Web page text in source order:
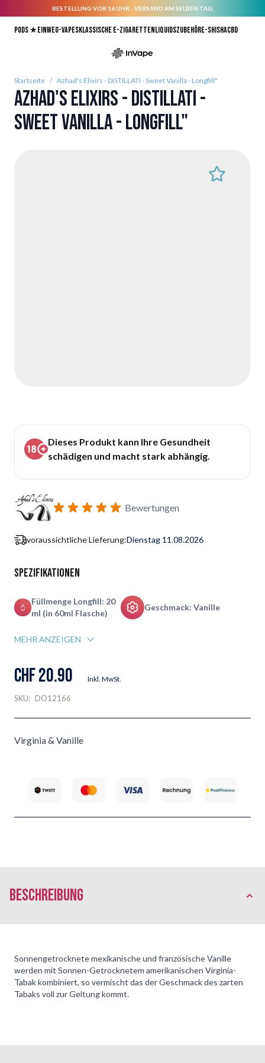
BESTELLUNG VOR 16 UHR - VERSAND AM SELBEN TAG.
Pods ★Einweg-VapesKlassische E-ZigarettenLiquidsZubehörE-ShishaCBD
Startseite / Azhad's Elixirs - DISTILLATI - Sweet Vanilla - Longfill"
Azhad's Elixirs - DISTILLATI -
Sweet Vanilla - Longfill"
Dieses Produkt kann Ihre Gesundheit
schädigen und macht stark abhängig.
Bewertungen
voraussichtliche Lieferung:Dienstag 11.08.2026
Spezifikationen
Füllmenge Longfill: 20
ml (in 60ml Flasche)
Geschmack: Vanille
MEHR ANZEIGEN
CHF 20.90 Inkl. MwSt.
SKU: DO12166
Virginia & Vanille
Beschreibung
Sonnengetrocknete mexikanische und französische Vanille
werden mit Sonnen-Getrocknetem amerikanischen Virginia-
Tabak kombiniert, so vermischt das der Geschmack des zarten
Tabaks voll zur Geltung kommt.